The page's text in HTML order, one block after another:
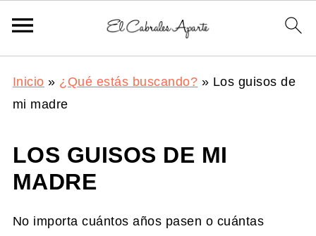
Inicio » ¿Qué estás buscando? » Los guisos de
mi madre
LOS GUISOS DE MI
MADRE
No importa cuántos años pasen o cuántas